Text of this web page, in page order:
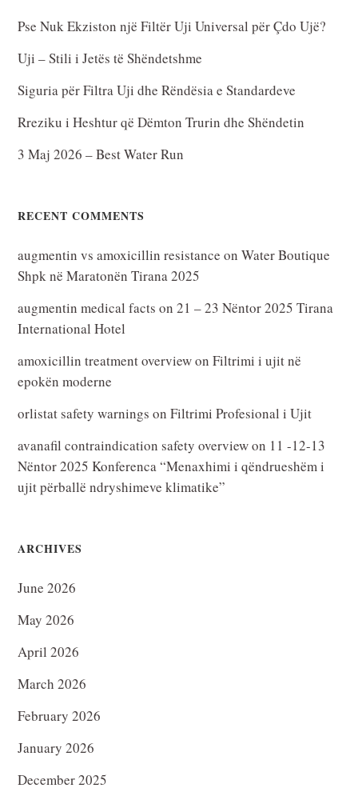
Pse Nuk Ekziston një Filtër Uji Universal për Çdo Ujë?
Uji – Stili i Jetës të Shëndetshme
Siguria për Filtra Uji dhe Rëndësia e Standardeve
Rreziku i Heshtur që Dëmton Trurin dhe Shëndetin
3 Maj 2026 – Best Water Run
RECENT COMMENTS
augmentin vs amoxicillin resistance onWater Boutique
Shpk në Maratonën Tirana 2025
augmentin medical facts on21 – 23 Nëntor 2025 Tirana
International Hotel
amoxicillin treatment overviewonFiltrimi i ujit në
epokën moderne
orlistat safety warnings onFiltrimi Profesional i Ujit
avanafil contraindication safety overviewon 11 -12-13
Nëntor 2025 Konferenca “Menaxhimi i qëndrueshëm i
ujit përballë ndryshimeve klimatike”
ARCHIVES
June 2026
May 2026
April 2026
March 2026
February 2026
January 2026
December 2025